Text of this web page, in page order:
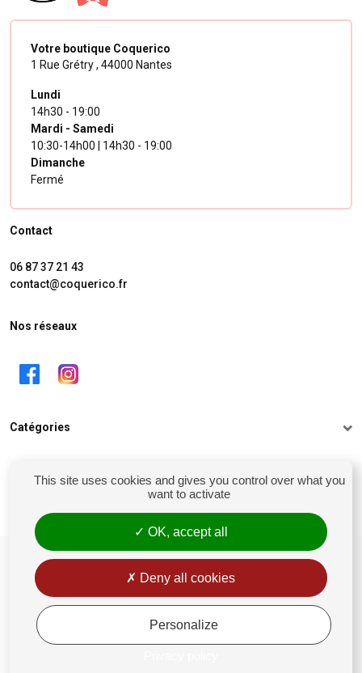
Votre boutique Coquerico
1 Rue Grétry , 44000 Nantes
Lundi
14h30 - 19:00
Mardi - Samedi
10:30-14h00 | 14h30 - 19:00
Dimanche
Fermé
Contact
06 87 37 21 43
contact@coquerico.fr
Nos réseaux
Catégories
Mon compte
siret : 81238106900028
Conditions générales de vente
Rétractation
Mentions légales
Politique de confidentialité
This site uses cookies and gives you control over what you
want to activate
OK, accept all
Deny all cookies
Personalize